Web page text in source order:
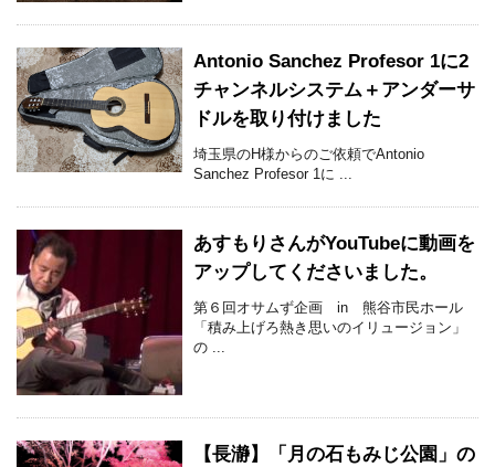
Antonio Sanchez Profesor 1に2
チャンネルシステム＋アンダーサ
ドルを取り付けました
埼玉県のH様からのご依頼でAntonio
Sanchez Profesor 1に ...
あすもりさんがYouTubeに動画を
アップしてくださいました。
第６回オサムず企画 in 熊谷市民ホール
「積み上げろ熱き思いのイリュージョン」
の ...
【長瀞】「月の石もみじ公園」の